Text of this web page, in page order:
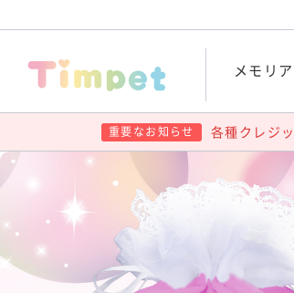
メモリ
重要なお知らせ
各種クレジ